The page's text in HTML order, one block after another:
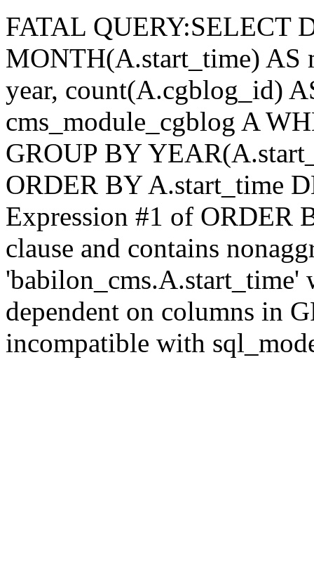
FATAL QUERY:SELECT
MONTH(A.start_time) AS
year, count(A.cgblog_id)
cms_module_cgblog A
GROUP BY
ORDER BY A.start_time
Expression #1 of ORDER
clause and contains
dependent on columns in
incompatible with